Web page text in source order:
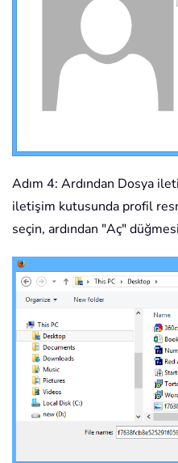
Adım 4: Ardından Dosya
iletişim kutusunda profil
seçin, ardından "Aç"